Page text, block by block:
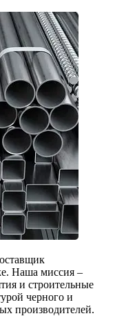
Наша миссия –
и строительные
черного и
производителей.